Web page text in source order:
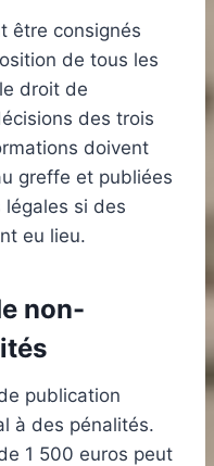
être consignés
de tous les
droit de
des trois
doivent
greffe et publiées
légales si des
eu lieu.
non-
publication
à des pénalités.
1 500 euros peut